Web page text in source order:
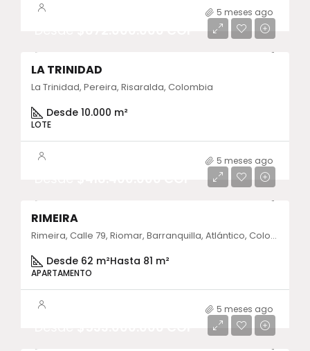
5 meses ago
LA TRINIDAD
La Trinidad, Pereira, Risaralda, Colombia
Desde 10.000 m²
LOTE
5 meses ago
RIMEIRA
Rimeira, Calle 79, Riomar, Barranquilla, Atlántico, Colombia
Desde 62 m²Hasta 81 m²
APARTAMENTO
5 meses ago